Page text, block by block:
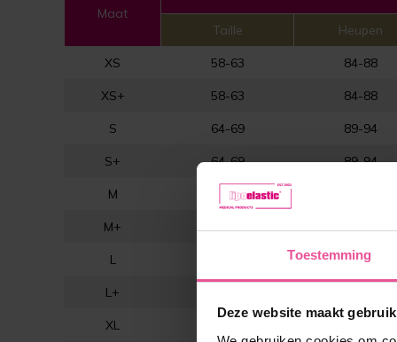
Toestemming
Deze website maakt
Maat
Taille Heupen
XS 58-63 84-88
XS+ 58-63 84-88
S 64-69 89-94
S+ 64-69 89-94
M 70-76
M+ 70-76 95-101
L 102-110
L+
XL 111-119